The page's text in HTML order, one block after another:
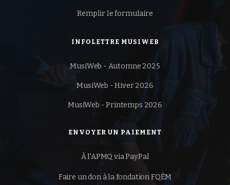
Remplir le formulaire
INFOLETTRE MUSIWEB
MusiWeb - Automne 2025
MusiWeb - Hiver 2026
MusiWeb - Printemps 2026
ENVOYER UN PAIEMENT
À l'APMQ via PayPal
Faire un don à lafondation FQÉM